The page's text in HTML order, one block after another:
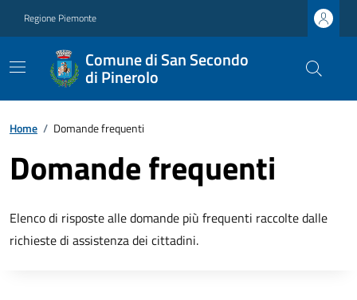
Regione Piemonte
Comune di San Secondo
di Pinerolo
Home / Domande frequenti
Domande frequenti
Elenco di risposte alle domande più frequenti raccolte dalle
richieste di assistenza dei cittadini.